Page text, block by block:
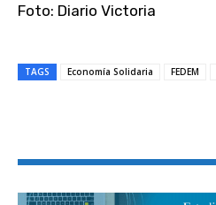
Foto: Diario Victoria
TAGS Economía Solidaria FEDEM